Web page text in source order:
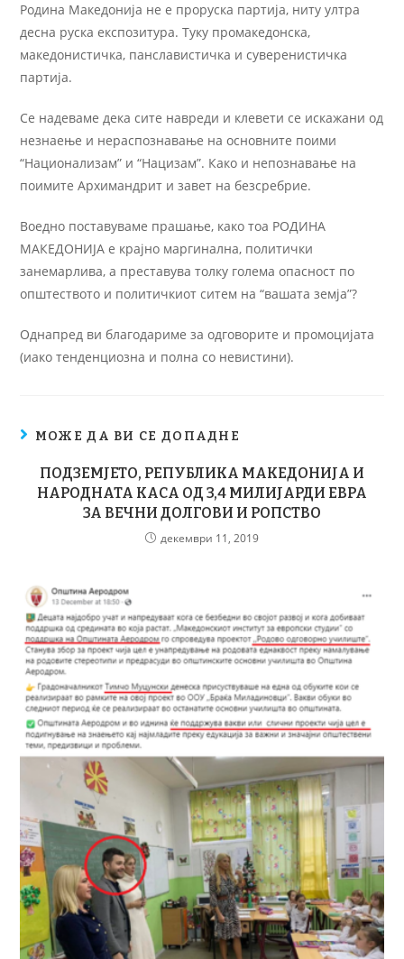
Родина Македонија не е проруска партија, ниту ултра
десна руска експозитура. Туку промакедонска,
македонистичка, панславистичка и суверенистичка
партија.
Се надеваме дека сите навреди и клевети се искажани од
незнаење и нераспознавање на основните поими
“Национализам” и “Нацизам”. Како и непознавање на
поимите Архимандрит и завет на безсребрие.
Воедно поставуваме прашање, како тоа РОДИНА
МАКЕДОНИЈА е крајно маргинална, политички
занемарлива, а преставува толку голема опасност по
општеството и политичкиот ситем на “вашата земја”?
Однапред ви благодариме за одговорите и промоцијата
(иако тенденциозна и полна со невистини).
МОЖЕ ДА ВИ СЕ ДОПАДНЕ
ПОДЗЕМЈЕТО, РЕПУБЛИКА МАКЕДОНИЈА И
НАРОДНАТА КАСА ОД 3,4 МИЛИЈАРДИ ЕВРА
ЗА ВЕЧНИ ДОЛГОВИ И РОПСТВО
декември 11, 2019